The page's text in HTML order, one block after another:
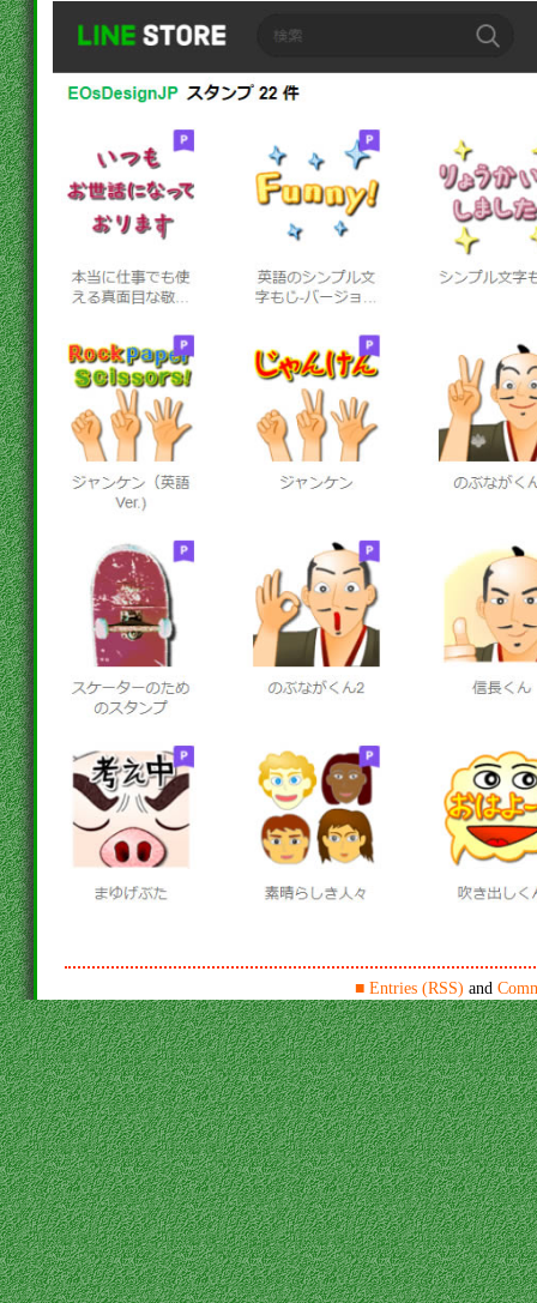
■ Entries (RSS) and